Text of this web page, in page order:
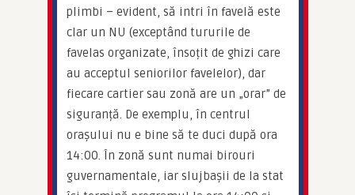
plimbi – evident, să intri în favelă este
clar un NU (exceptând tururile de
favelas organizate, însoțit de ghizi care
au acceptul seniorilor favelelor), dar
fiecare cartier sau zonă are un „orar” de
siguranță. De exemplu, în centrul
orașului nu e bine să te duci după ora
14:00. În zonă sunt numai birouri
guvernamentale, iar slujbașii de la stat